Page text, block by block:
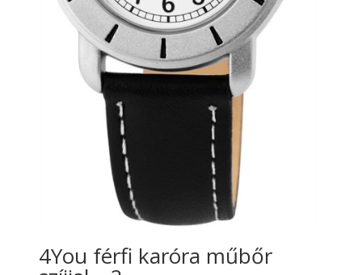
4You férfi karóra műbőr